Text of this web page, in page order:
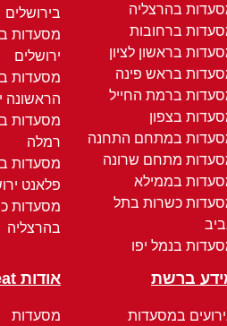
בהרצליה
ברחובות
בראשון לציון
בראש פינה
ברמת החייל
בצפון
במתחם התחנה
מתחם שרונה
בממילא
כשרות בתל
בנמל יפו
בירושלים
מסעדות
ירושלים
מסעדות
הראשונה
מסעדות
רמלה
מסעדות
פלאנט
מסעדות
בהרצליה
ברשת
במסעדות
אודות 2eat
מסעדות